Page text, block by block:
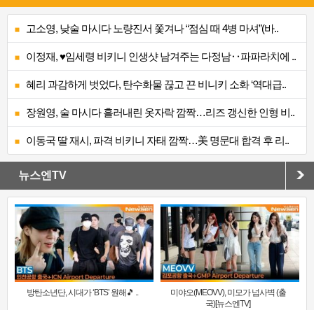
고소영, 낮술 마시다 노량진서 쫓겨나 “점심 때 4병 마셔”(바..
이정재, ♥임세령 비키니 인생샷 남겨주는 다정남‥파파라치에 ..
혜리 과감하게 벗었다, 탄수화물 끊고 끈 비니키 소화 ‘역대급..
장원영, 술 마시다 흘러내린 옷자락 깜짝…리즈 갱신한 인형 비..
이동국 딸 재시, 파격 비키니 자태 깜짝…美 명문대 합격 후 리..
뉴스엔TV
방탄소년단, 시대가 ‘BTS’ 원해🎵 ..
미야오(MEOVV), 미모가 넘사벽 (출
국)[뉴스엔TV]